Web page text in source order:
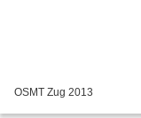
OSMT Zug 2013